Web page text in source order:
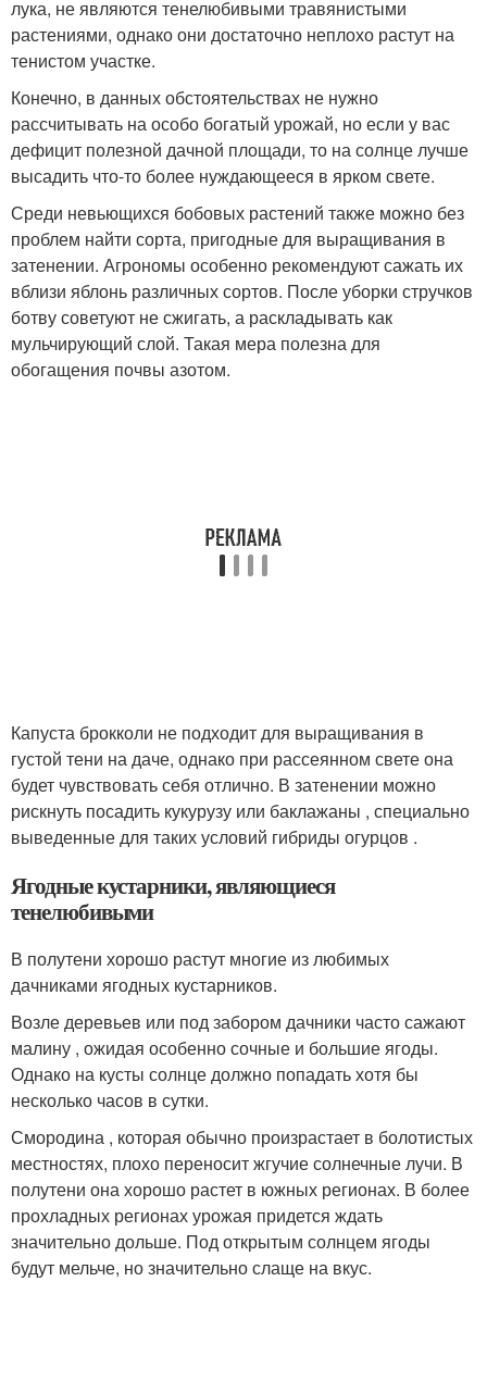
лука, не являются тенелюбивыми травянистыми
растениями, однако они достаточно неплохо растут на
тенистом участке.
Конечно, в данных обстоятельствах не нужно
рассчитывать на особо богатый урожай, но если у вас
дефицит полезной дачной площади, то на солнце лучше
высадить что-то более нуждающееся в ярком свете.
Среди невьющихся бобовых растений также можно без
проблем найти сорта, пригодные для выращивания в
затенении. Агрономы особенно рекомендуют сажать их
вблизи яблонь различных сортов. После уборки стручков
ботву советуют не сжигать, а раскладывать как
мульчирующий слой. Такая мера полезна для
обогащения почвы азотом.
Капуста брокколи не подходит для выращивания в
густой тени на даче, однако при рассеянном свете она
будет чувствовать себя отлично. В затенении можно
рискнуть посадить кукурузу или баклажаны , специально
выведенные для таких условий гибриды огурцов .
Ягодные кустарники, являющиеся
тенелюбивыми
В полутени хорошо растут многие из любимых
дачниками ягодных кустарников.
Возле деревьев или под забором дачники часто сажают
малину , ожидая особенно сочные и большие ягоды.
Однако на кусты солнце должно попадать хотя бы
несколько часов в сутки.
Смородина , которая обычно произрастает в болотистых
местностях, плохо переносит жгучие солнечные лучи. В
полутени она хорошо растет в южных регионах. В более
прохладных регионах урожая придется ждать
значительно дольше. Под открытым солнцем ягоды
будут мельче, но значительно слаще на вкус.